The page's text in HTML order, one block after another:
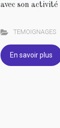
avec son
TEMOIGNAGES
En savoir plus